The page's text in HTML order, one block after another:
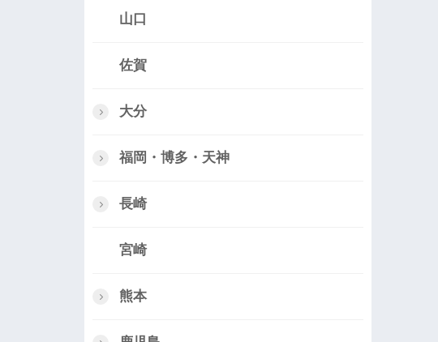
山口
佐賀
大分
福岡・博多・天神
長崎
宮崎
熊本